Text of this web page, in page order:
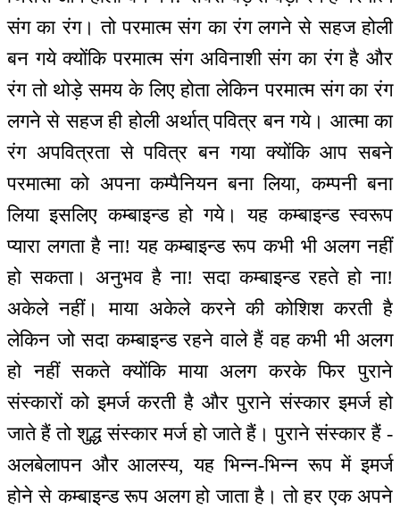
संग का रंग। तो परमात्म संग का रंग लगने से सहज होली
बन गये क्योंकि परमात्म संग अविनाशी संग का रंग है और
रंग तो थोड़े समय के लिए होता लेकिन परमात्म संग का रंग
लगने से सहज ही होली अर्थात् पवित्र बन गये। आत्मा का
रंग अपवित्रता से पवित्र बन गया क्योंकि आप सबने
परमात्मा को अपना कम्पैनियन बना लिया, कम्पनी बना
लिया इसलिए कम्बाइन्ड हो गये। यह कम्बाइन्ड स्वरूप
प्यारा लगता है ना! यह कम्बाइन्ड रूप कभी भी अलग नहीं
हो सकता। अनुभव है ना! सदा कम्बाइन्ड रहते हो ना!
अकेले नहीं। माया अकेले करने की कोशिश करती है
लेकिन जो सदा कम्बाइन्ड रहने वाले हैं वह कभी भी अलग
हो नहीं सकते क्योंकि माया अलग करके फिर पुराने
संस्कारों को इमर्ज करती है और पुराने संस्कार इमर्ज हो
जाते हैं तो शुद्ध संस्कार मर्ज हो जाते हैं। पुराने संस्कार हैं -
अलबेलापन और आलस्य, यह भिन्न-भिन्न रूप में इमर्ज
होने से कम्बाइन्ड रूप अलग हो जाता है। तो हर एक अपने